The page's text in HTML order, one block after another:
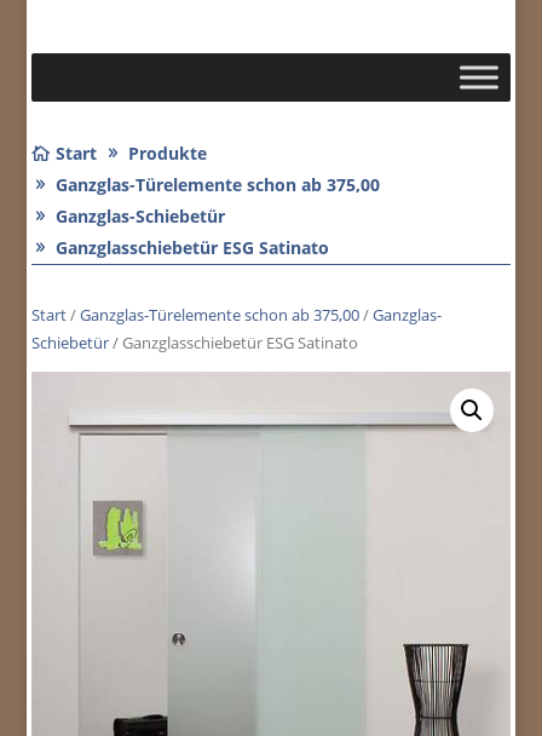
Start
Produkte
Ganzglas-Türelemente schon ab 375,00
Ganzglas-Schiebetür
Ganzglasschiebetür ESG Satinato
Start/Ganzglas-Türelemente schon ab 375,00/Ganzglas-
Schiebetür/ Ganzglasschiebetür ESG Satinato